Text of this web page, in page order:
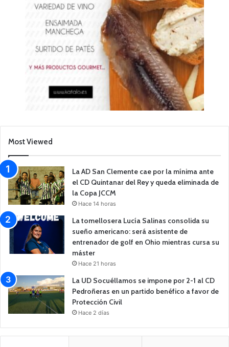
Most Viewed
La AD San Clemente cae por la mínima ante
el CD Quintanar del Rey y queda eliminada de
la Copa JCCM
Hace 14 horas
La tomellosera Lucía Salinas consolida su
sueño americano: será asistente de
entrenador de golf en Ohio mientras cursa su
máster
Hace 21 horas
La UD Socuéllamos se impone por 2-1 al CD
Pedroñeras en un partido benéfico a favor de
Protección Civil
Hace 2 días